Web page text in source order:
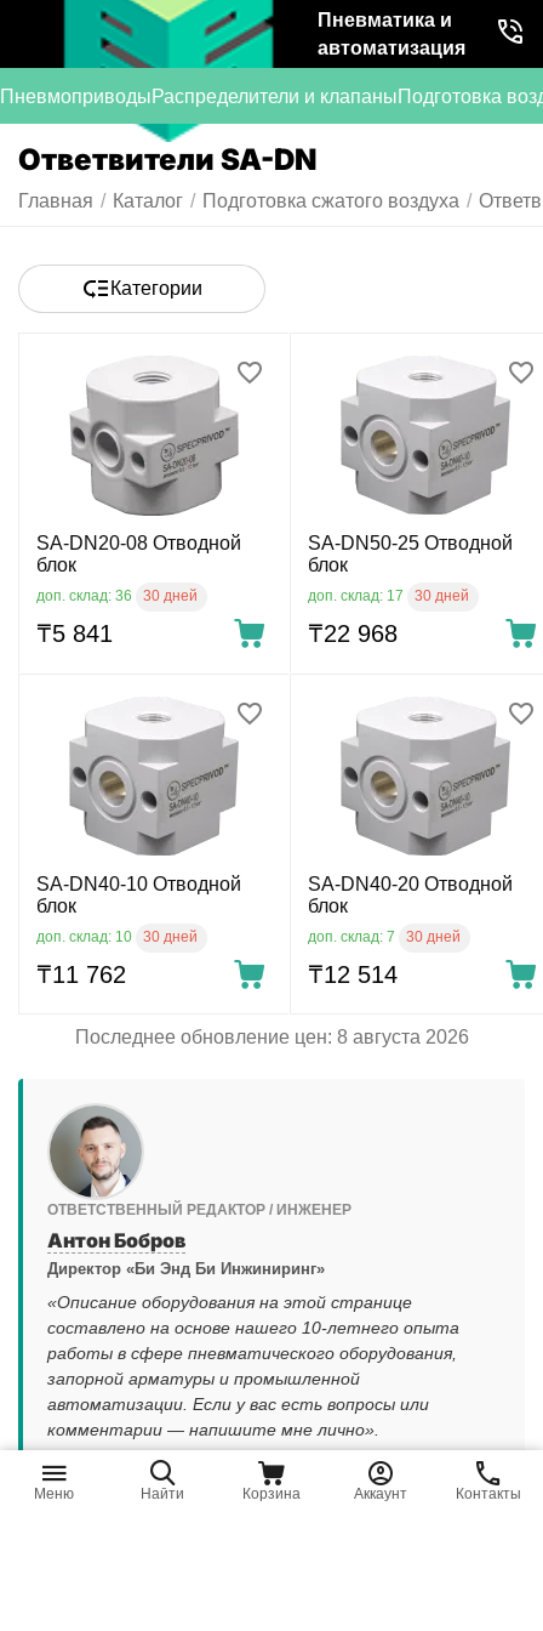
Пневматика и
автоматизация
ПневмоприводыРаспределители и клапаныПодготовка
Ответвители SA-DN
Главная / Каталог / Подготовка сжатого воздуха /
Категории
SA-DN20-08 Отводной
блок
доп. склад: 36 30 дней
₸5 841
SA-DN50-25 Отводной
блок
доп. склад: 17 30 дней
₸22 968
SA-DN40-10 Отводной
блок
доп. склад: 10 30 дней
₸11 762
SA-DN40-20 Отводной
блок
доп. склад: 7 30 дней
₸12 514
Последнее обновление цен: 8 августа 2026
ОТВЕТСТВЕННЫЙ РЕДАКТОР / ИНЖЕНЕР
Антон Бобров
Директор «Би Энд Би Инжиниринг»
«Описание оборудования на этой странице
составлено на основе нашего 10-летнего опыта
работы в сфере пневматического оборудования,
запорной арматуры и промышленной
автоматизации. Если у вас есть вопросы или
комментарии — напишите мне лично».
Написать директору Смотреть профиль эксперта
Меню Найти Корзина Аккаунт Контакты